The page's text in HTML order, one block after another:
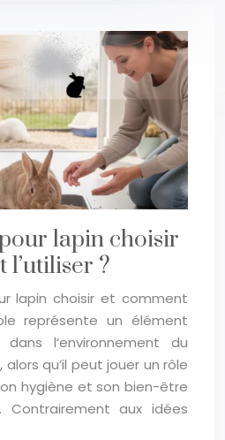
lapin choisir
l’utiliser ?
lapin choisir et comment
représente un élément
l’environnement du
qu’il peut jouer un rôle
hygiène et son bien-être
Contrairement aux idées